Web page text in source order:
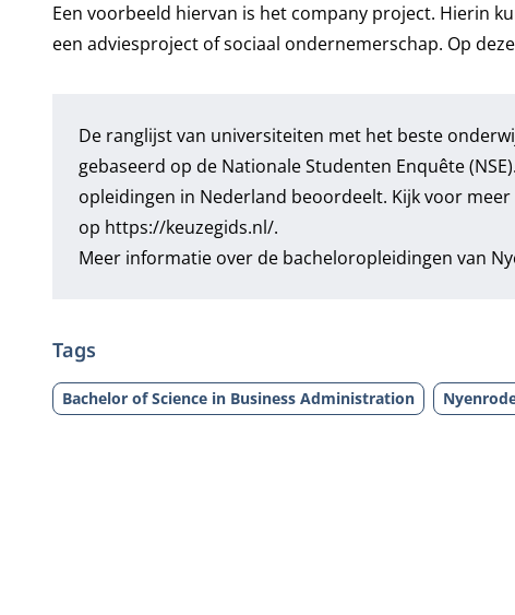
Een voorbeeld hiervan is het company project. Hierin
een adviesproject of sociaal ondernemerschap. Op
De ranglijst van universiteiten met het beste
gebaseerd op de Nationale Studenten Enquête
opleidingen in Nederland beoordeelt. Kijk voor
op https://keuzegids.nl/.
Meer informatie over de bacheloropleidingen van
Tags
Bachelor of Science in Business Administration